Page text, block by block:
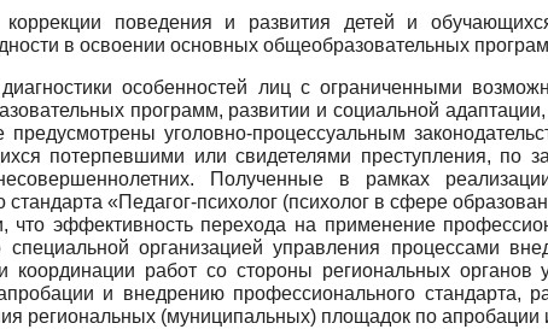
коррекции поведения и развития детей и
в освоении основных общеобразовательных
диагностики особенностей лиц с ограниченными
программ, развитии и социальной
предусмотрены уголовно-процессуальным
потерпевшими или свидетелями преступления, по
Полученные в рамках
стандарта «Педагог-психолог (психолог в сфере
что эффективность перехода на применение
специальной организацией управления процессами
координации работ со стороны региональных
и внедрению профессионального стандарта,
региональных (муниципальных) площадок по